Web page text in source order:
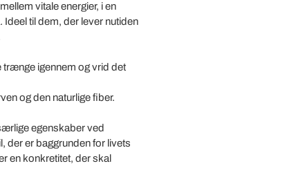
vitale energier, i en
til dem, der lever nutiden
igennem og vrid det
og den naturlige fiber.
egenskaber ved
der er baggrunden for livets
en konkretitet, der skal